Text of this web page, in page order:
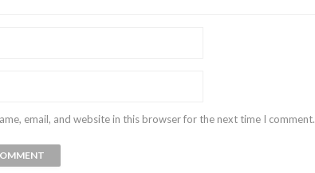
email, and website in this browser for the next time I comment.